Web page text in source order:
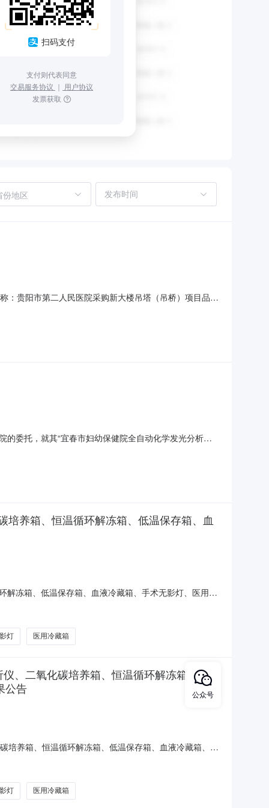
扫码支付
支付则代表同意
交易服务协议 ｜ 用户协议
发票获取
份地区
：贵阳市第二人民医院采购新大楼吊塔（吊桥）项目品目
委托，就其“宜春市妇幼保健院全自动化学发光分析
养箱、恒温循环解冻箱、低温保存箱、血
冻箱、低温保存箱、血液冷藏箱、手术无影灯、医用冷
灯 医用冷藏箱
、二氧化碳培养箱、恒温循环解冻箱、低温
公告
培养箱、恒温循环解冻箱、低温保存箱、血液冷藏箱、手
灯 医用冷藏箱
公众号